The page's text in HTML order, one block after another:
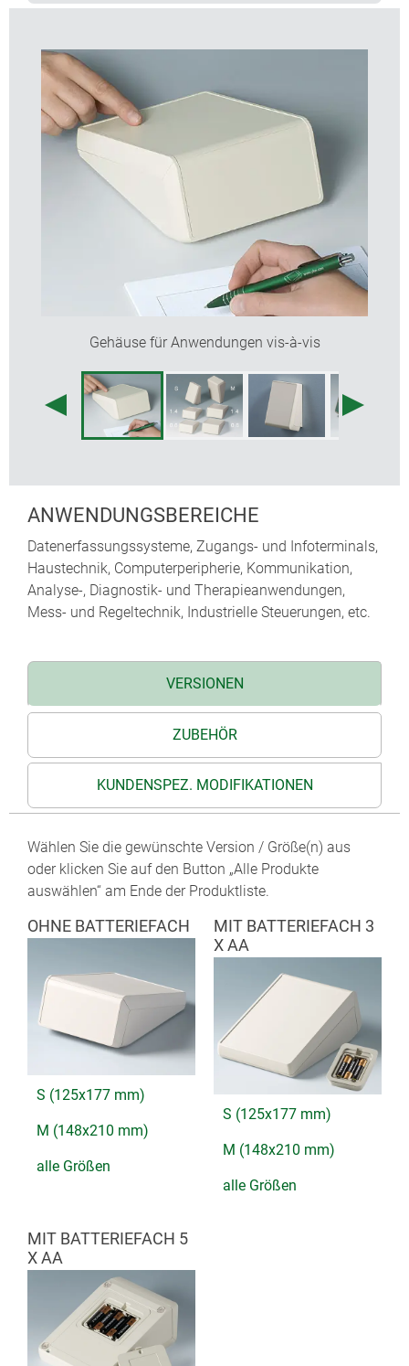
flexibel bei der Bestückung; Positionierung der
Befestigungsdome integriert
Elektronik und Schnittstellen können als
Komplettpaket eingebaut werden, dazu ist das
Ober- und Frontteil rechtwinklig angeordnet
Schutzart IP 40
verdeckte Wandbefestigung (Zubehör),
verschiedene Ausrichtungen
Gehäuse für Anwendungen vis-à-vis
ANWENDUNGSBEREICHE
Datenerfassungssysteme, Zugangs- und Infoterminals,
Haustechnik, Computerperipherie, Kommunikation,
Analyse-, Diagnostik- und Therapieanwendungen,
Mess- und Regeltechnik, Industrielle Steuerungen, etc.
VERSIONEN
ZUBEHÖR
KUNDENSPEZ. MODIFIKATIONEN
Wählen Sie die gewünschte Version / Größe(n) aus
oder klicken Sie auf den Button „Alle Produkte
auswählen“ am Ende der Produktliste.
OHNE BATTERIEFACH
S (125x177 mm)
M (148x210 mm)
alle Größen
MIT BATTERIEFACH 3
X AA
S (125x177 mm)
M (148x210 mm)
alle Größen
MIT BATTERIEFACH 5
X AA